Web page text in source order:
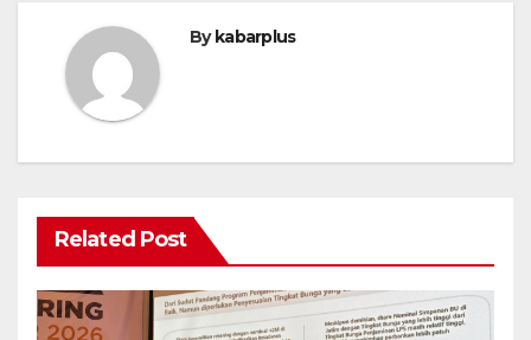
Bykabarplus
Related Post